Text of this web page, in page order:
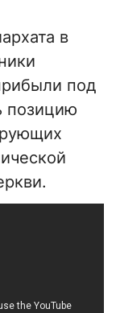
в
под
позицию